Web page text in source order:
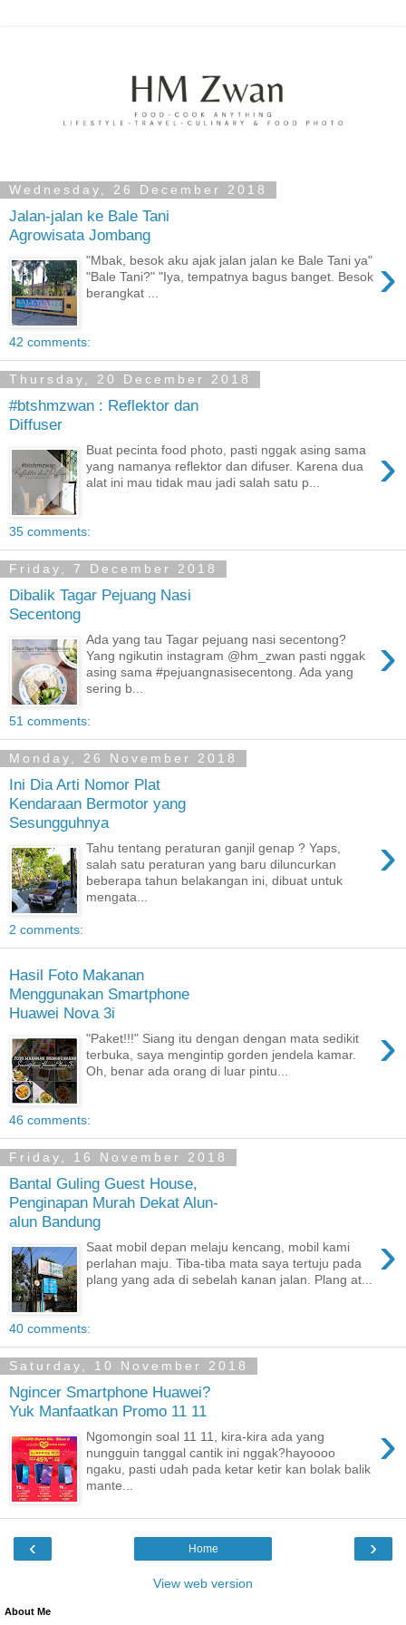
Wednesday, 26 December 2018
Jalan-jalan ke Bale Tani
Agrowisata Jombang
›
"Mbak, besok aku ajak jalan jalan ke Bale Tani ya"
"Bale Tani?" "Iya, tempatnya bagus banget. Besok
berangkat ...
42 comments:
Thursday, 20 December 2018
#btshmzwan : Reflektor dan
Diffuser
›
Buat pecinta food photo, pasti nggak asing sama
yang namanya reflektor dan difuser. Karena dua
alat ini mau tidak mau jadi salah satu p...
35 comments:
Friday, 7 December 2018
Dibalik Tagar Pejuang Nasi
Secentong
›
Ada yang tau Tagar pejuang nasi secentong?
Yang ngikutin instagram @hm_zwan pasti nggak
asing sama #pejuangnasisecentong. Ada yang
sering b...
51 comments:
Monday, 26 November 2018
Ini Dia Arti Nomor Plat
Kendaraan Bermotor yang
Sesungguhnya
›
Tahu tentang peraturan ganjil genap ? Yaps,
salah satu peraturan yang baru diluncurkan
beberapa tahun belakangan ini, dibuat untuk
mengata...
2 comments:
Hasil Foto Makanan
Menggunakan Smartphone
Huawei Nova 3i
›
"Paket!!!" Siang itu dengan dengan mata sedikit
terbuka, saya mengintip gorden jendela kamar.
Oh, benar ada orang di luar pintu...
46 comments:
Friday, 16 November 2018
Bantal Guling Guest House,
Penginapan Murah Dekat Alun-
alun Bandung
›
Saat mobil depan melaju kencang, mobil kami
perlahan maju. Tiba-tiba mata saya tertuju pada
plang yang ada di sebelah kanan jalan. Plang at...
40 comments:
Saturday, 10 November 2018
Ngincer Smartphone Huawei?
Yuk Manfaatkan Promo 11 11
›
Ngomongin soal 11 11, kira-kira ada yang
nungguin tanggal cantik ini nggak?hayoooo
ngaku, pasti udah pada ketar ketir kan bolak balik
mante...
‹ ›
Home
View web version
About Me